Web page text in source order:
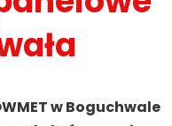
w Boguchwale